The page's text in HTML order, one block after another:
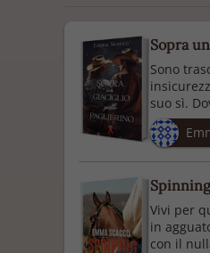
Sopra
Sono
suo sì.
Vivi per
in
con il